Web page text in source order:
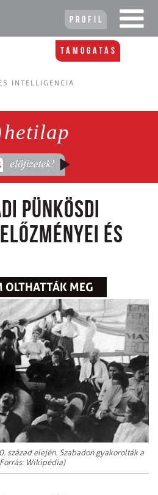
Profil
Támogatás
INTELLIGENCIA
hetilap
pünkösdi
és
OLTHATTÁK MEG
század elején. Szabadon gyakorolták a
Wikipédia)